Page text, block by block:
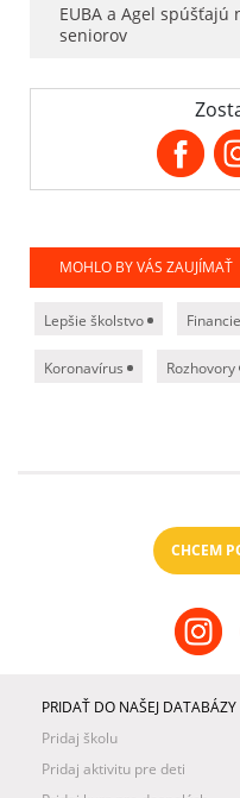
EUBA a Agel
seniorov
MOHLO BY VÁS ZAUJÍMAŤ
Lepšie školstvo
Koronavírus Rozhovory
CHCEM
PRIDAŤ DO NAŠEJ DATABÁZY
Pridaj školu
Pridaj aktivitu pre deti